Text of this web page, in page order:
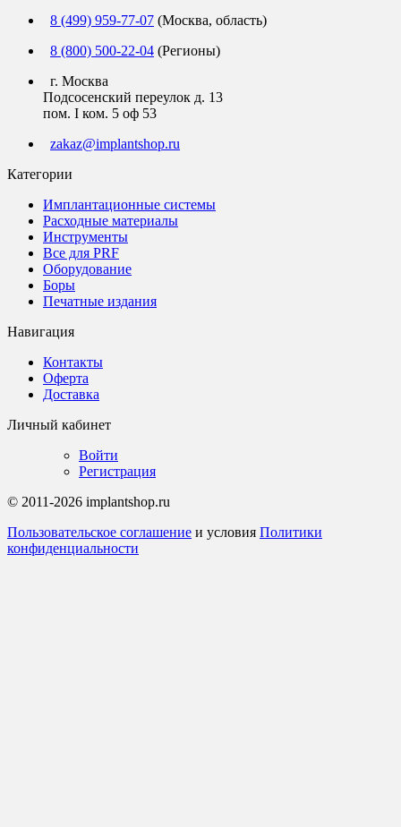
8 (499) 959-77-07 (Москва, область)
8 (800) 500-22-04 (Регионы)
г. Москва
Подсосенский переулок д. 13
пом. I ком. 5 оф 53
zakaz@implantshop.ru
Категории
Имплантационные системы
Расходные материалы
Инструменты
Все для PRF
Оборудование
Боры
Печатные издания
Навигация
Контакты
Оферта
Доставка
Личный кабинет
Войти
Регистрация
© 2011-2026 implantshop.ru
Пользовательское соглашение и условия Политики
конфиденциальности